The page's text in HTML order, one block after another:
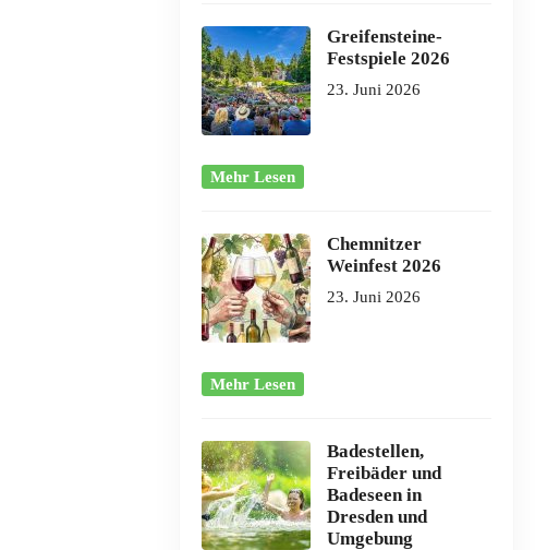
Greifensteine-
Festspiele 2026
23. Juni 2026
Mehr Lesen
Chemnitzer
Weinfest 2026
23. Juni 2026
Mehr Lesen
Badestellen,
Freibäder und
Badeseen in
Dresden und
Umgebung